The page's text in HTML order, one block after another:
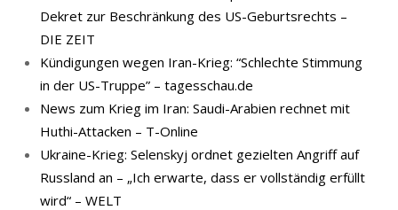
Dekret zur Beschränkung des US-Geburtsrechts –
DIE ZEIT
Kündigungen wegen Iran-Krieg: “Schlechte Stimmung
in der US-Truppe” – tagesschau.de
News zum Krieg im Iran: Saudi-Arabien rechnet mit
Huthi-Attacken – T-Online
Ukraine-Krieg: Selenskyj ordnet gezielten Angriff auf
Russland an – „Ich erwarte, dass er vollständig erfüllt
wird“ – WELT